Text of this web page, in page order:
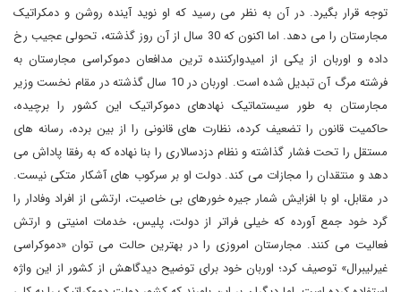
توجه قرار بگیرد. در آن به نظر می رسید که او نوید آینده روشن و دمکراتیک
مجارستان را می دهد. اما اکنون که 30 سال از آن روز گذشته، تحولی عجیب رخ
داده و اوربان از یکی از امیدوارکننده ترین مدافعان دموکراسی مجارستان به
فرشته مرگ آن تبدیل شده است. اوربان در 10 سال گذشته در مقام نخست وزیر
مجارستان به طور سیستماتیک نهادهای دموکراتیک این کشور را برچیده،
حاکمیت قانون را تضعیف کرده، نظارت های قانونی را از بین برده، رسانه های
مستقل را تحت فشار گذاشته و نظام دزدسالاری را بنا نهاده که به رفقا پاداش می
دهد و منتقدان را مجازات می کند. دولت او بر سرکوب های آشکار متکی نیست.
در مقابل، او با افزایش شمار جیره خورهای بی خاصیت، ارتشی از افراد وفادار را
گرد خود جمع آورده که خیلی فراتر از دولت، پلیس، خدمات امنیتی و ارتش
فعالیت می کنند. مجارستان امروزی را در بهترین حالت می توان «دموکراسی
غیرلیبرال» توصیف کرد؛ اوربان خود برای توضیح دیدگاهش از کشور از این واژه